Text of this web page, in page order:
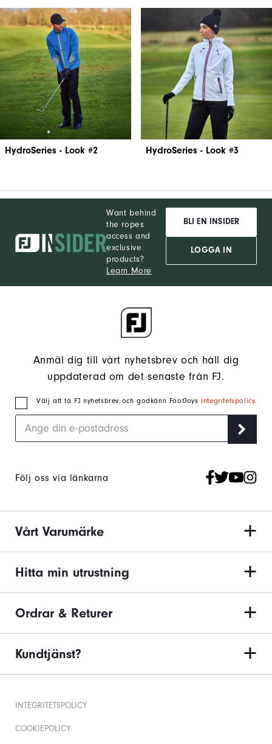
HydroSeries - Look #2 HydroSeries - Look #3
Want behind
the ropes
access and
exclusive
products?
Learn More
BLI EN INSIDER
LOGGA IN
Anmäl dig till vårt nyhetsbrev och håll dig
uppdaterad om det senaste från FJ.
Välj att få FJ nyhetsbrev och godkänn FootJoysintegritetspolicy.
Följ oss via länkarna
Vårt Varumärke
Hitta min utrustning
Ordrar & Returer
Kundtjänst?
INTEGRITETSPOLICY
COOKIEPOLICY